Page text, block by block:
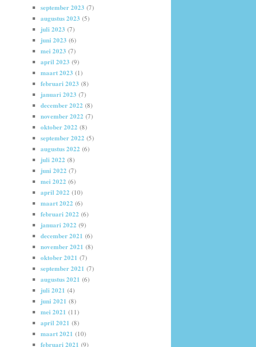
september 2023 (7)
augustus 2023 (5)
juli 2023 (7)
juni 2023 (6)
mei 2023 (7)
april 2023 (9)
maart 2023 (1)
februari 2023 (8)
januari 2023 (7)
december 2022 (8)
november 2022 (7)
oktober 2022 (8)
september 2022 (5)
augustus 2022 (6)
juli 2022 (8)
juni 2022 (7)
mei 2022 (6)
april 2022 (10)
maart 2022 (6)
februari 2022 (6)
januari 2022 (9)
december 2021 (6)
november 2021 (8)
oktober 2021 (7)
september 2021 (7)
augustus 2021 (6)
juli 2021 (4)
juni 2021 (8)
mei 2021 (11)
april 2021 (8)
maart 2021 (10)
februari 2021 (9)